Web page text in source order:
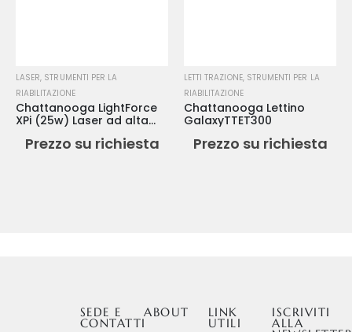
LASER, STRUMENTI PER LA
RIABILITAZIONE
Chattanooga LightForce
XPi (25w) Laser ad alta
Prezzo su richiesta
LETTI TRAZIONE, STRUMENTI PER LA
RIABILITAZIONE
Chattanooga Lettino
GalaxyTTET300
Prezzo su richiesta
LINK
UTILI
ABOUT
SEDE E
CONTATTI
ISCRIVITI
ALLA